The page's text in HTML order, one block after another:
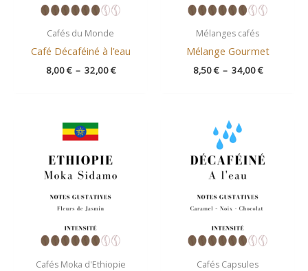
Cafés du Monde
Café Décaféiné à l’eau
8,00€ – 32,00€
Mélanges cafés
Mélange Gourmet
8,50€ – 34,00€
Cafés Moka d'Ethiopie
35,20 €
Cafés Capsules